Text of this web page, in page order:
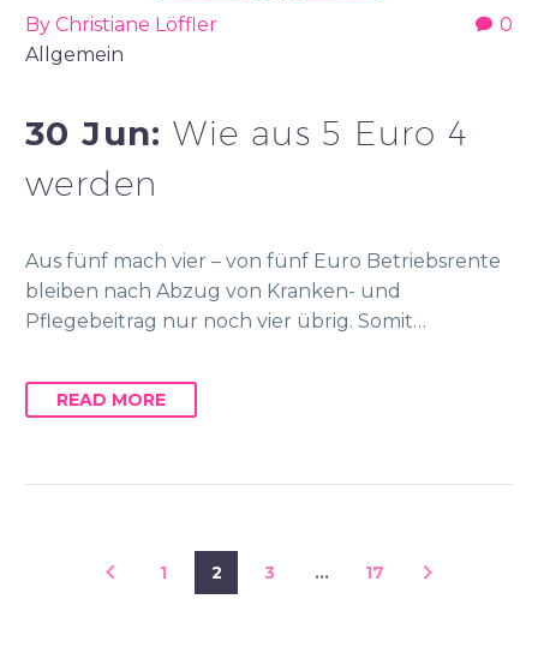
0
By Christiane Löffler
Allgemein
30 Jun:Wie aus 5 Euro 4
werden
Aus fünf mach vier – von fünf Euro Betriebsrente
bleiben nach Abzug von Kranken- und
Pflegebeitrag nur noch vier übrig. Somit…
READ MORE
1 2 3 … 17